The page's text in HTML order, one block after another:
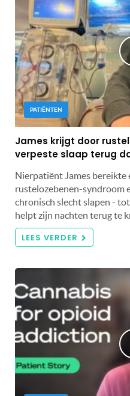
PATIËNTEN
James krijgt door
verpeste slaap terug
Nierpatiënt James
rustelozebenen-syndroom
chronisch slecht slapen -
helpt zijn nachten terug te
LEES VERDER